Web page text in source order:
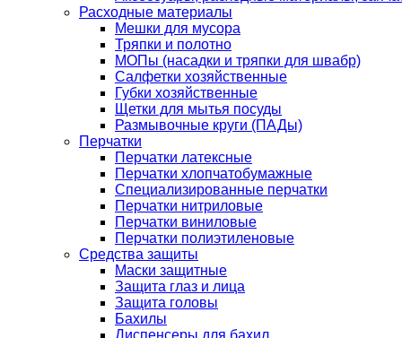
Расходные материалы
Мешки для мусора
Тряпки и полотно
МОПы (насадки и тряпки для швабр)
Салфетки хозяйственные
Губки хозяйственные
Щетки для мытья посуды
Размывочные круги (ПАДы)
Перчатки
Перчатки латексные
Перчатки хлопчатобумажные
Специализированные перчатки
Перчатки нитриловые
Перчатки виниловые
Перчатки полиэтиленовые
Средства защиты
Маски защитные
Защита глаз и лица
Защита головы
Бахилы
Диспенсеры для бахил